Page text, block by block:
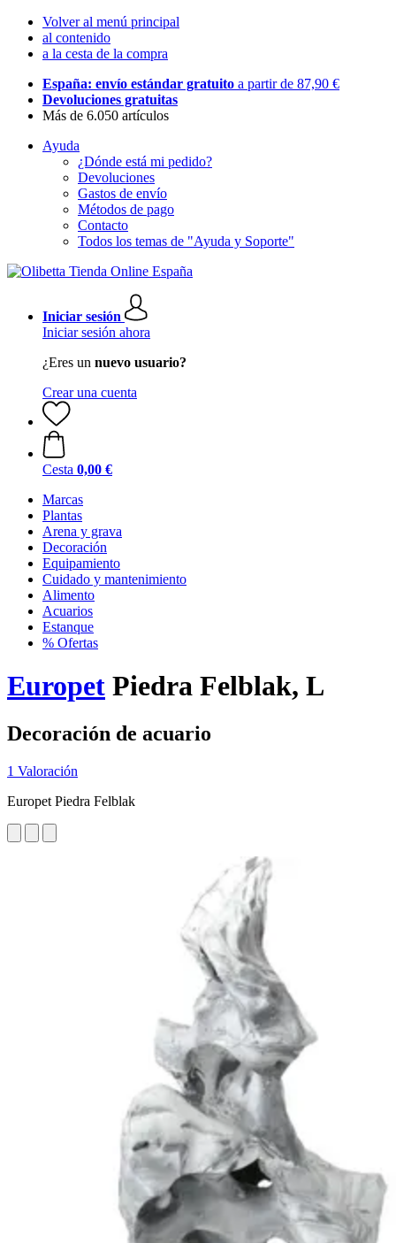
Volver al menú principal
al contenido
a la cesta de la compra
España: envío estándar gratuito a partir de 87,90 €
Devoluciones gratuitas
Más de 6.050 artículos
Ayuda
¿Dónde está mi pedido?
Devoluciones
Gastos de envío
Métodos de pago
Contacto
Todos los temas de "Ayuda y Soporte"
Iniciar sesión
Iniciar sesión ahora
¿Eres un nuevo usuario?
Crear una cuenta
Cesta 0,00 €
Marcas
Plantas
Arena y grava
Decoración
Equipamiento
Cuidado y mantenimiento
Alimento
Acuarios
Estanque
% Ofertas
Europet Piedra Felblak, L
Decoración de acuario
1 Valoración
Europet Piedra Felblak